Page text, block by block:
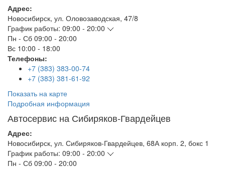
Адрес:
Новосибирск, ул. Оловозаводская, 47/8
График работы: 09:00 - 20:00
Пн - Сб 09:00 - 20:00
Вс 10:00 - 18:00
Телефоны:
+7 (383) 383-00-74
+7 (383) 381-61-92
Показать на карте
Подробная информация
Автосервис на Сибиряков-Гвардейцев
Адрес:
Новосибирск, ул. Сибиряков-Гвардейцев, 68А корп. 2, бокс 1
График работы: 09:00 - 20:00
Пн - Сб 09:00 - 20:00